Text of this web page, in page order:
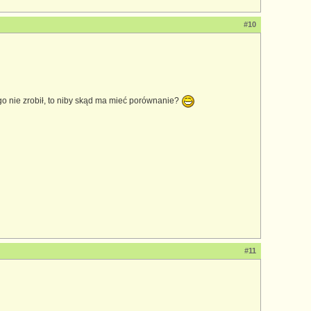
#10
nie zrobił, to niby skąd ma mieć porównanie?
#11